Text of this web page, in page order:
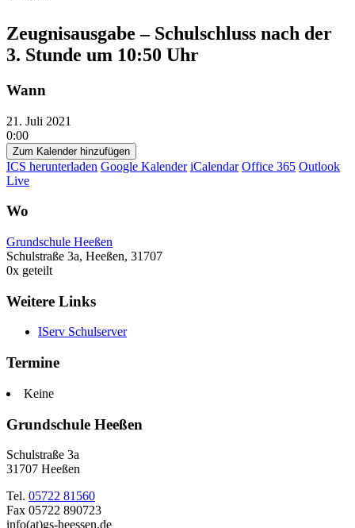
Zeugnisausgabe – Schulschluss nach der
3. Stunde um 10:50 Uhr
Wann
21. Juli 2021
0:00
Zum Kalender hinzufügen
ICS herunterladen Google Kalender iCalendar Office 365 Outlook
Live
Wo
Grundschule Heeßen
Schulstraße 3a, Heeßen, 31707
0x geteilt
Weitere Links
IServ Schulserver
Termine
Keine
Grundschule Heeßen
Schulstraße 3a
31707 Heeßen
Tel. 05722 81560
Fax 05722 890723
info(at)gs-heessen.de